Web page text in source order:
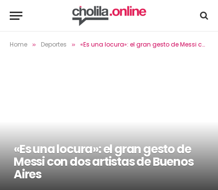
Home » Deportes » «Es una locura»: el gran gesto de Messi con dos artistas de Buenos Aires
«Es una locura»: el gran gesto de
Messi con dos artistas de Buenos
Aires